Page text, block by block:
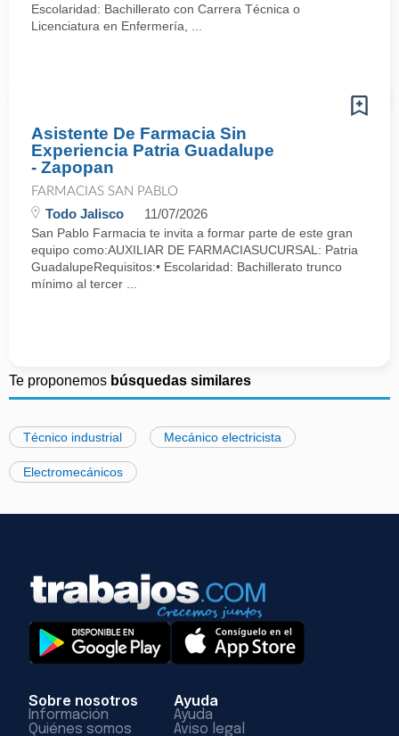
Escolaridad: Bachillerato con Carrera Técnica o
Licenciatura en Enfermería, ...
Asistente De Farmacia Sin
Experiencia Patria Guadalupe
- Zapopan
FARMACIAS SAN PABLO
Todo Jalisco 11/07/2026
San Pablo Farmacia te invita a formar parte de este gran
equipo como:AUXILIAR DE FARMACIASUCURSAL: Patria
GuadalupeRequisitos:• Escolaridad: Bachillerato trunco
mínimo al tercer ...
Te proponemos búsquedas similares
Técnico industrial Mecánico electricista
Electromecánicos
Sobre nosotros
Información
Quiénes somos
Ayuda
Ayuda
Aviso legal